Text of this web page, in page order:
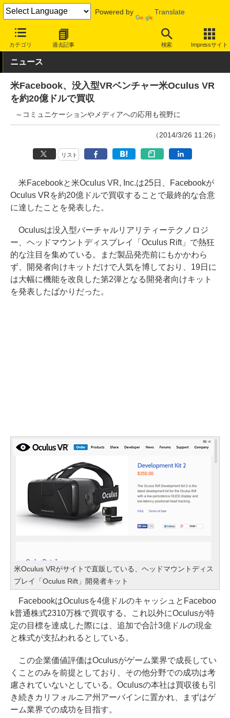
Powered by Translate
カテゴリ 過去記事 検索 Impressサイト
INTERNET Watch トピック 企業
ニュース
米Facebook、没入型VRベンチャー米Oculus VR
を約20億ドルで買収
～コミュニケーションやメディアへの応用も視野に
（2014/3/26 11:26）
リスト
米Facebookと米Oculus VR, Inc.は25日、Facebookが
Oculus VRを約20億ドルで買収することで最終的な合意
に達したことを発表した。
Oculusは没入型バーチャルリアリティーテクノロジ
ー、ヘッドマウントディスプレイ「Oculus Rift」で熱狂
的な注目を集めている。まだ製品発売前にもかかわら
ず、開発者向けキットだけで人気を博しており、19日に
は大幅に機能を改良した第2弾となる開発者向けキット
を発表したばかりだった。
米Oculus VRがサイトで直販している、ヘッドマウントディス
プレイ「Oculus Rift」開発者キット
FacebookはOculusを4億ドルのキャッシュとFaceboo
k普通株式2310万株で買収する。これ以外にOculusが特
定の目標を達成した際には、追加で合計3億ドルの現金
と株式が支払われるとしている。
この企業価値評価はOculusがゲーム業界で成長してい
くことのみを前提としており、その他分野での成功は考
慮されていないとしている。Oculusの本社は買収後も引
き続きカリフォルニア州アーバインに置かれ、まずはゲ
ーム業界での成功を目指す。